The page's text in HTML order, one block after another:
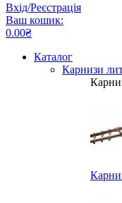
Вхід/Реєстрація
Ваш кошик:
0.00₴
Каталог
Карнизи